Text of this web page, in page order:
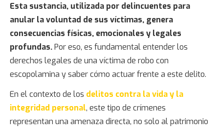
Esta sustancia, utilizada por delincuentes para
anular la voluntad de sus víctimas, genera
consecuencias físicas, emocionales y legales
profundas.Por eso,es fundamental entender los
derechos legales de una víctima de robo con
escopolamina y saber cómo actuar frente a este delito.
En el contexto de los delitos contra la vida y la
integridad personal, este tipo de crímenes
representan una amenaza directa, no solo al patrimonio